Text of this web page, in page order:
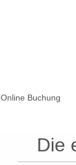
Online Buchung
Die